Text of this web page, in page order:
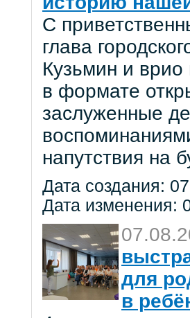
С
глава
Кузьмин и
в формате
заслуженные
напутствия на
Дата создания:
Дата изменения:
для
в